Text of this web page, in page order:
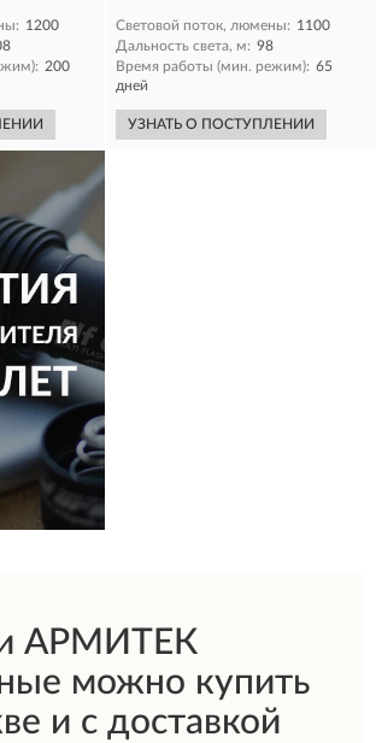
1200
200
Световой поток, люмены: 1100
Дальность света, м: 98
Время работы (мин. режим): 65
дней
УЗНАТЬ О ПОСТУПЛЕНИИ
АРМИТЕК
можно купить
и с доставкой